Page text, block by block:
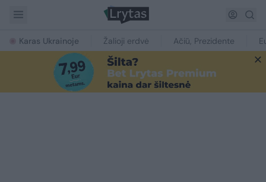
Karas Ukrainoje Žalioji erdvė Ačiū, Prezidente